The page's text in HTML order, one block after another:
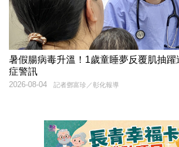
暑假腸病毒升溫！1歲童睡夢反覆肌抽
症警訊
記者鄧富珍／彰化報導
2026-08-04